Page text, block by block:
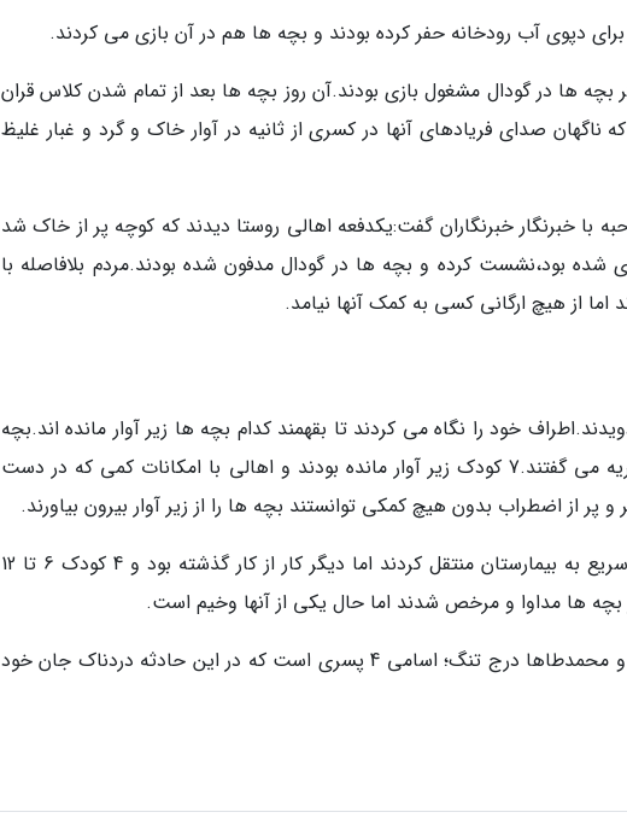
دپوی آب رودخانه حفر کرده بودند و بچه ها هم در آن بازی می کردند.
ها در گودال مشغول بازی بودند.آن روز بچه ها بعد از تمام شدن کلاس قران
صدای فریادهای آنها در کسری از ثانیه در آوار خاک و گرد و غبار غلیظ
با خبرنگار خبرنگاران گفت:یکدفعه اهالی روستا دیدند که کوچه پر از خاک شد
شده بود،نشست کرده و بچه ها در گودال مدفون شده بودند.مردم بلافاصله با
از هیچ ارگانی کسی به کمک آنها نیامد.
خود را نگاه می کردند تا بقهمند کدام بچه ها زیر آوار مانده اند.بچه
ها خودشان تند تند نام دوستانشان را با گریه می گفتند.7 کودک زیر آوار مانده بودند و اهالی با امکانات کمی که در دست
از اضطراب بدون هیچ کمکی توانستند بچه ها را از زیر آوار بیرون بیاورند.
حاجی ستار در ادامه گفت:بچه ها را خیلی سریع به بیمارستان منتقل کردند اما دیگر کار از کار گذشته بود و 4 کودک 6 تا 12
بچه ها مداوا و مرخص شدند اما حال یکی از آنها وخیم است.
اسلم جدگال،علیرضا جدگال،دانیال پیل پایه و محمدطاها درج تنگ؛ اسامی 4 پسری است که در این حادثه دردناک جان خود